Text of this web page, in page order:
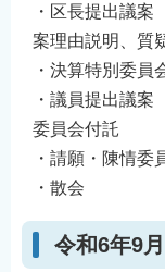
・区長提出議案
案理由説明、質
・決算特別委員
・議員提出議案
委員会付託
・請願・陳情委
・散会
令和6年9